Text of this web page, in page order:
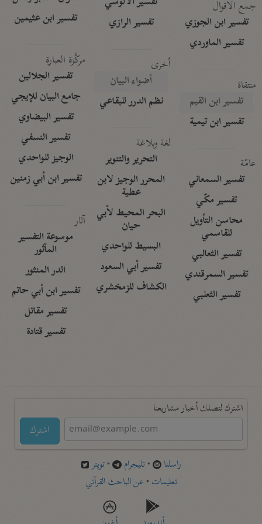
جمع الأقوال
تفسير ابن الجوزي
تفسير الماوردي
منتقاة
تفسير ابن القيم
تفسير ابن تيمية
عامّة
تفسير السمعاني
تفسير مكّي
محاسن التأويل
للقاسمي
تفسير الثعالبي
تفسير السمرقندي
تفسير الثعلبي
تفسير الرازي
أخرى
أضواء البيان
نظم الدرر للبقاعي
لغة وبلاغة
التحرير والتنوير
المحرر الوجيز لابن
عطية
البحر المحيط لأبي
حيان
البسيط للواحدي
تفسير أبي السعود
الكشاف للزمخشري
تفسير ابن عثيمين
مركَّزة العبارة
تفسير الجلالين
جامع البيان للإيجي
تفسير البيضاوي
تفسير النسفي
الوجيز للواحدي
تفسير ابن أبي زمنين
آثار
موسوعة التفسير
المأثور
الدر المنثور
تفسير ابن أبي حاتم
تفسير مقاتل
تفسير قتادة
اشترك لتصلك أخبار مشاريعنا
اشترك
راسلنا •تليجرام •تويتر
تعليمات •عن الباحث القرآني